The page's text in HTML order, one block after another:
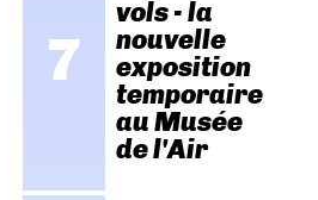
vols - la
nouvelle
exposition
temporaire
au Musée
de l'Air